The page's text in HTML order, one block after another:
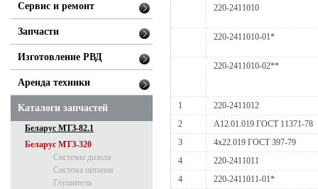
220-2411010
220-2411010-01*
220-2411010-02**
1
220-2411012
2
А12.01.019 ГОСТ 11371-78
3
4х22.019 ГОСТ 397-79
4
220-2411011
4
220-2411011-01*
Сервис и ремонт
Запчасти
Изготовление РВД
Аренда техники
Каталоги запчастей
Беларус МТЗ-82.1
Беларус МТЗ-320
Системы дизеля
Система питания
Глушитель